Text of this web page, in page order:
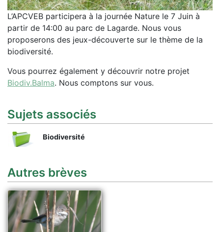
L’APCVEB participera à la journée Nature le 7 Juin à
partir de 14:00 au parc de Lagarde. Nous vous
proposerons des jeux-découverte sur le thème de la
biodiversité.
Vous pourrez également y découvrir notre projet
Biodiv.Balma. Nous comptons sur vous.
Sujets associés
Biodiversité
Autres brèves